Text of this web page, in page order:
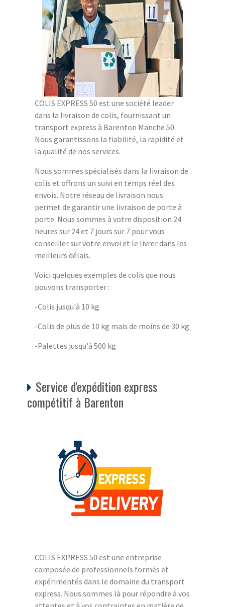
COLIS EXPRESS 50 est une société leader
dans la livraison de colis, fournissant un
transport express à Barenton Manche 50.
Nous garantissons la fiabilité, la rapidité et
la qualité de nos services.
Nous sommes spécialisés dans la livraison de
colis et offrons un suivi en temps réel des
envois. Notre réseau de livraison nous
permet de garantir une livraison de porte à
porte. Nous sommes à votre disposition 24
heures sur 24 et 7 jours sur 7 pour vous
conseiller sur votre envoi et le livrer dans les
meilleurs délais.
Voici quelques exemples de colis que nous
pouvons transporter :
-Colis jusqu'à 10 kg
-Colis de plus de 10 kg mais de moins de 30 kg
-Palettes jusqu'à 500 kg
Service d'expédition express
compétitif à Barenton
COLIS EXPRESS 50 est une entreprise
composée de professionnels formés et
expérimentés dans le domaine du transport
express. Nous sommes là pour répondre à vos